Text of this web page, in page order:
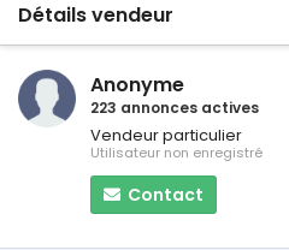
Détails vendeur
Anonyme
223 annonces actives
Vendeur particulier
Utilisateur non enregistré
Contact